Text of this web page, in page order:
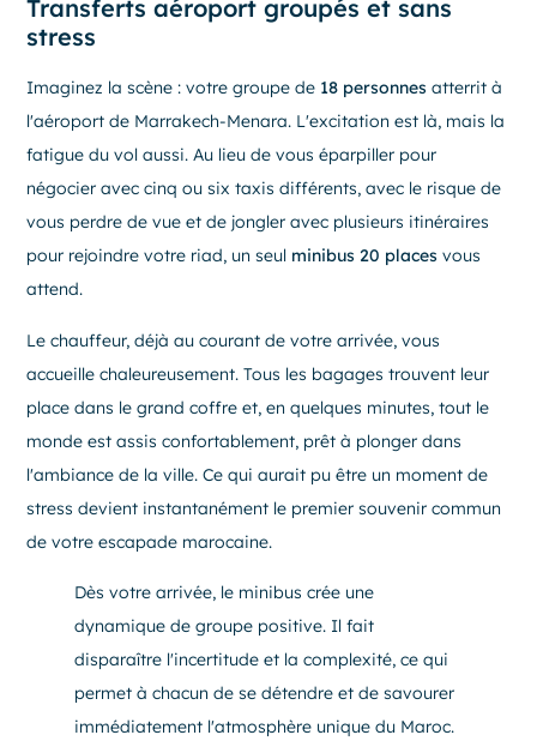
Transferts aéroport groupés et sans
stress
Imaginez la scène : votre groupe de 18 personnes atterrit à
l'aéroport de Marrakech-Menara. L'excitation est là, mais la
fatigue du vol aussi. Au lieu de vous éparpiller pour
négocier avec cinq ou six taxis différents, avec le risque de
vous perdre de vue et de jongler avec plusieurs itinéraires
pour rejoindre votre riad, un seul minibus 20 places vous
attend.
Le chauffeur, déjà au courant de votre arrivée, vous
accueille chaleureusement. Tous les bagages trouvent leur
place dans le grand coffre et, en quelques minutes, tout le
monde est assis confortablement, prêt à plonger dans
l'ambiance de la ville. Ce qui aurait pu être un moment de
stress devient instantanément le premier souvenir commun
de votre escapade marocaine.
Dès votre arrivée, le minibus crée une
dynamique de groupe positive. Il fait
disparaître l'incertitude et la complexité, ce qui
permet à chacun de se détendre et de savourer
immédiatement l'atmosphère unique du Maroc.